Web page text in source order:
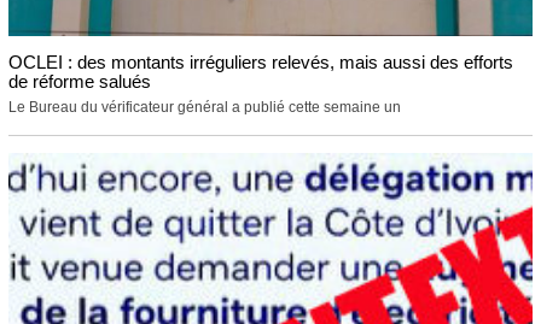
OCLEI : des montants irréguliers relevés, mais aussi des efforts
de réforme salués
Le Bureau du vérificateur général a publié cette semaine un